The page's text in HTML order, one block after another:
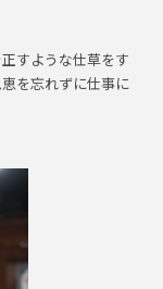
すような仕草をす
を忘れずに仕事に